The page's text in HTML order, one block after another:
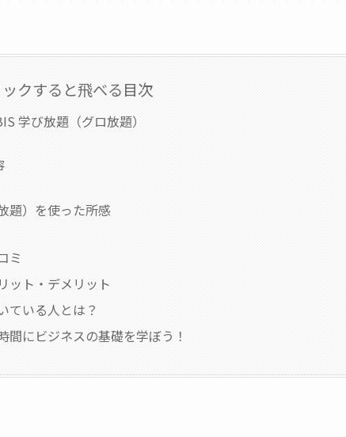
クすると飛べる目次
学び放題（グロ放題）
題）を使った所感
ミ
ット・デメリット
ている人とは？
間にビジネスの基礎を学ぼう！